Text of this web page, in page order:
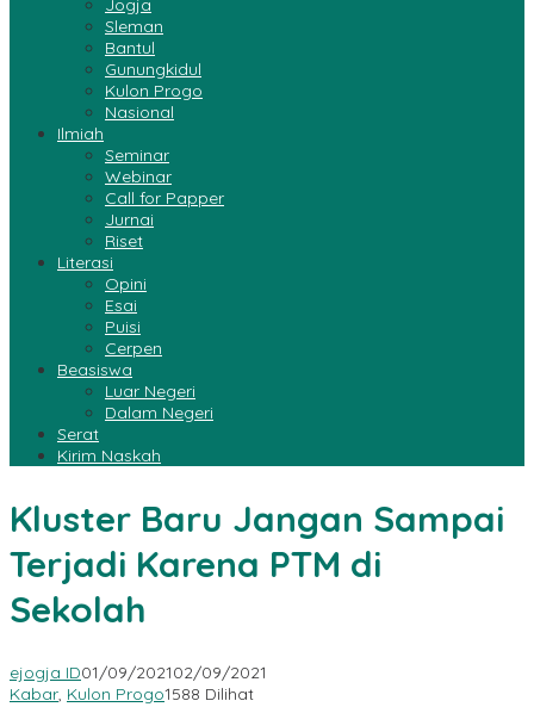
Jogja
Sleman
Bantul
Gunungkidul
Kulon Progo
Nasional
Ilmiah
Seminar
Webinar
Call for Papper
Jurnai
Riset
Literasi
Opini
Esai
Puisi
Cerpen
Beasiswa
Luar Negeri
Dalam Negeri
Serat
Kirim Naskah
Kluster Baru Jangan Sampai
Terjadi Karena PTM di
Sekolah
ejogja ID01/09/202102/09/2021
Kabar, Kulon Progo1588 Dilihat